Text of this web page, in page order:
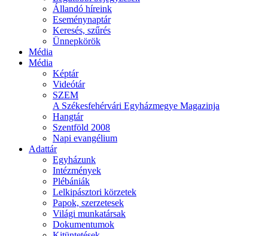
Állandó híreink
Eseménynaptár
Keresés, szűrés
Ünnepkörök
Média
Média
Képtár
Videótár
SZEM
A Székesfehérvári Egyházmegye Magazinja
Hangtár
Szentföld 2008
Napi evangélium
Adattár
Egyházunk
Intézmények
Plébániák
Lelkipásztori körzetek
Papok, szerzetesek
Világi munkatársak
Dokumentumok